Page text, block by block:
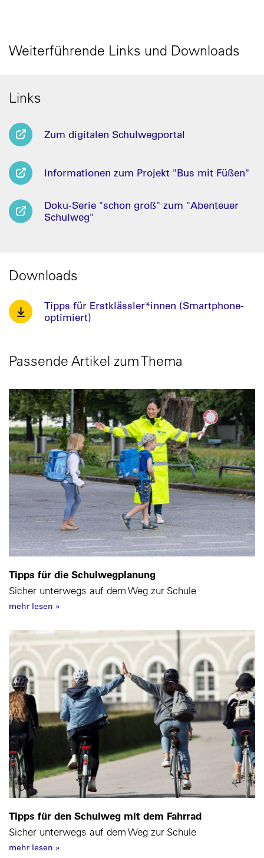
Weiterführende Links und Downloads
Links
Zum digitalen Schulwegportal
Informationen zum Projekt "Bus mit Füßen"
Doku-Serie "schon groß" zum "Abenteuer
Schulweg"
Downloads
Tipps für Erstklässler*innen (Smartphone-
optimiert)
Passende Artikel zum Thema
Tipps für die Schulwegplanung
Sicher unterwegs auf dem Weg zur Schule
mehr lesen »
Tipps für den Schulweg mit dem Fahrrad
Sicher unterwegs auf dem Weg zur Schule
mehr lesen »